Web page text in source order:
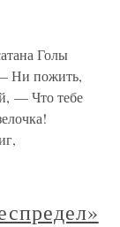
Голы
Ни пожить,
— Что тебе